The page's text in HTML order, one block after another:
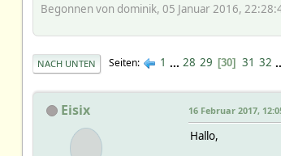
Begonnen von dominik, 05 Januar 2016,
NACH UNTEN Seiten 1 ... 28 29 30 31 32
Eisix 16 Februar 2017,
Hallo,